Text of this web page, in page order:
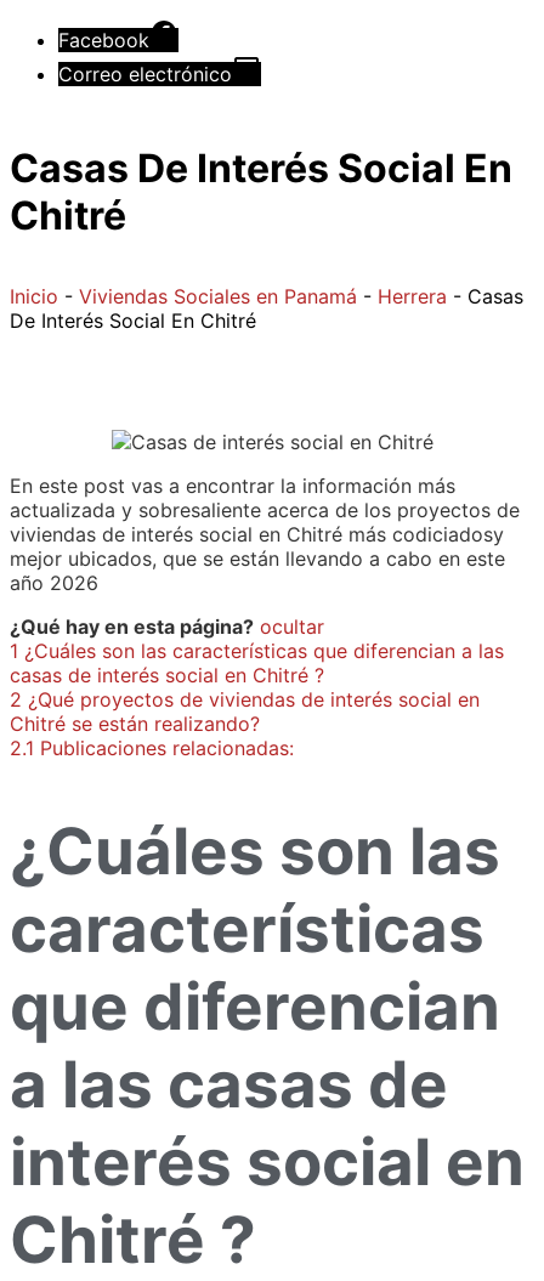
Facebook
Correo electrónico
Casas De Interés Social En
Chitré
Inicio - Viviendas Sociales en Panamá - Herrera - Casas
De Interés Social En Chitré
En este post vas a encontrar la información más
actualizada y sobresaliente acerca de los proyectos de
viviendas de interés social en Chitré más codiciadosy
mejor ubicados, que se están llevando a cabo en este
año 2026
¿Qué hay en esta página? ocultar
1 ¿Cuáles son las características que diferencian a las
casas de interés social en Chitré ?
2 ¿Qué proyectos de viviendas de interés social en
Chitré se están realizando?
2.1 Publicaciones relacionadas:
¿Cuáles son las
características
que diferencian
a las casas de
interés social en
Chitré ?